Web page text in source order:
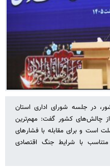
در جلسه شورای اداری استان
چالش‌های کشور گفت: مهم‌ترین
است و برای مقابله با فشارهای
با شرایط جنگ اقتصادی